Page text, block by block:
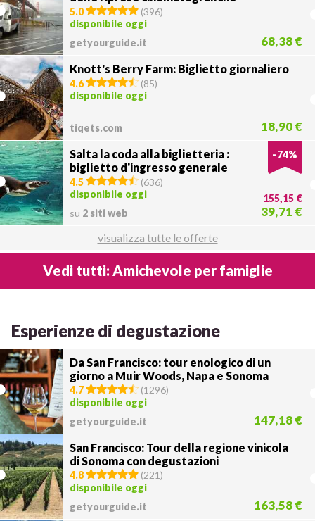
5.0 (396)
disponibile oggi
getyourguide.it
68,38 €
Knott's Berry Farm: Biglietto giornaliero
4.6 (85)
disponibile oggi
tiqets.com 18,90 €
Salta la coda alla biglietteria :
biglietto d'ingresso generale
dell'Acquario del Pacifico
-74%
4.5 (636)
disponibile oggi
su 2 siti web
155,15 €
39,71 €
visualizza tutte le offerte
Vedi tutti: Amichevole per famiglie
Esperienze di degustazione
Da San Francisco: tour enologico di un
giorno a Muir Woods, Napa e Sonoma
4.7 (1296)
disponibile oggi
getyourguide.it
147,18 €
San Francisco: Tour della regione vinicola
di Sonoma con degustazioni
4.8 (221)
disponibile oggi
getyourguide.it
163,58 €